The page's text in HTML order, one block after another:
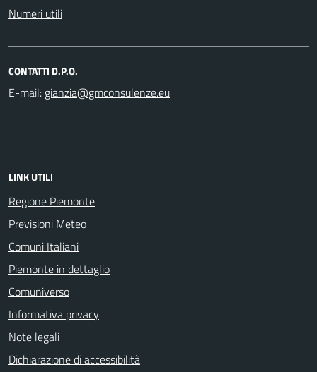
Numeri utili
CONTATTI D.P.O.
E-mail:
LINK UTILI
Regione Piemonte
Previsioni Meteo
Comuni Italiani
Piemonte in dettaglio
Comuniverso
Informativa privacy
Note legali
Dichiarazione di accessibilità